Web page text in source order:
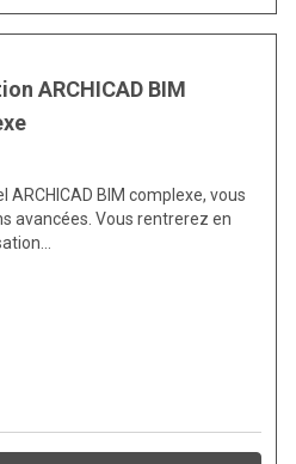
ARCHICAD BIM
BIM complexe, vous
avancées. Vous rentrerez en